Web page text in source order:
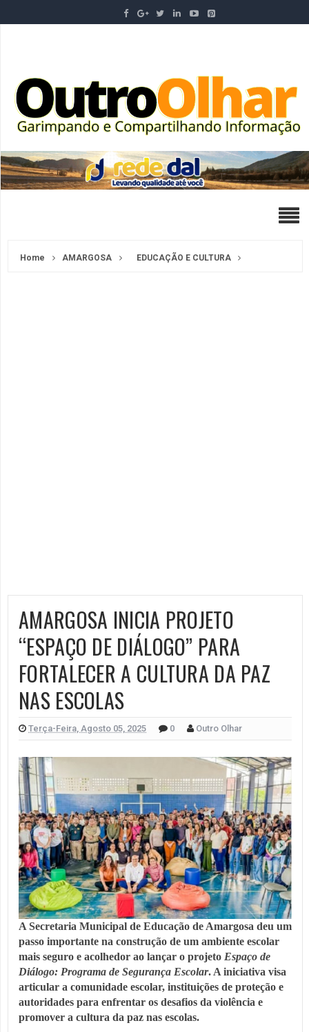
Home AMARGOSA EDUCAÇÃO E CULTURA
AMARGOSA INICIA PROJETO
“ESPAÇO DE DIÁLOGO” PARA
FORTALECER A CULTURA DA PAZ
NAS ESCOLAS
Terça-Feira, Agosto 05, 2025 0 Outro Olhar
A Secretaria Municipal de Educação de Amargosa deu um
passo importante na construção de um ambiente escolar
mais seguro e acolhedor ao lançar o projeto Espaço de
Diálogo: Programa de Segurança Escolar. A iniciativa visa
articular a comunidade escolar, instituições de proteção e
autoridades para enfrentar os desafios da violência e
promover a cultura da paz nas escolas.